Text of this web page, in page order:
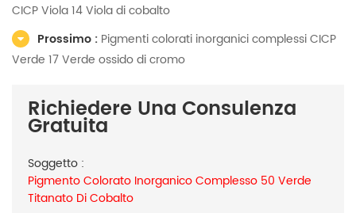
CICP Viola 14 Viola di cobalto
Prossimo : Pigmenti colorati inorganici complessi CICP
Verde 17 Verde ossido di cromo
Richiedere Una Consulenza
Gratuita
Soggetto :
Pigmento Colorato Inorganico Complesso 50 Verde
Titanato Di Cobalto